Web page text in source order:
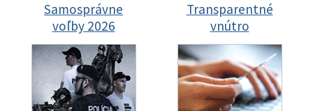
Samosprávne
voľby 2026
Transparentné
vnútro